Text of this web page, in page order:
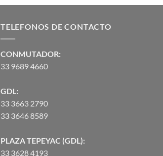
TELEFONOS DE CONTACTO
CONMUTADOR:
33 9689 4660
GDL:
33 3663 2790
33 3646 8589
PLAZA TEPEYAC (GDL):
33 3628 4193